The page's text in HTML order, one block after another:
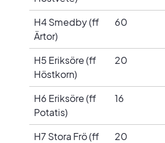
H4 Smedby (ff
Ärtor)
60
H5 Eriksöre (ff
Höstkorn)
20
H6 Eriksöre (ff
Potatis)
16
H7 Stora Frö (ff
20